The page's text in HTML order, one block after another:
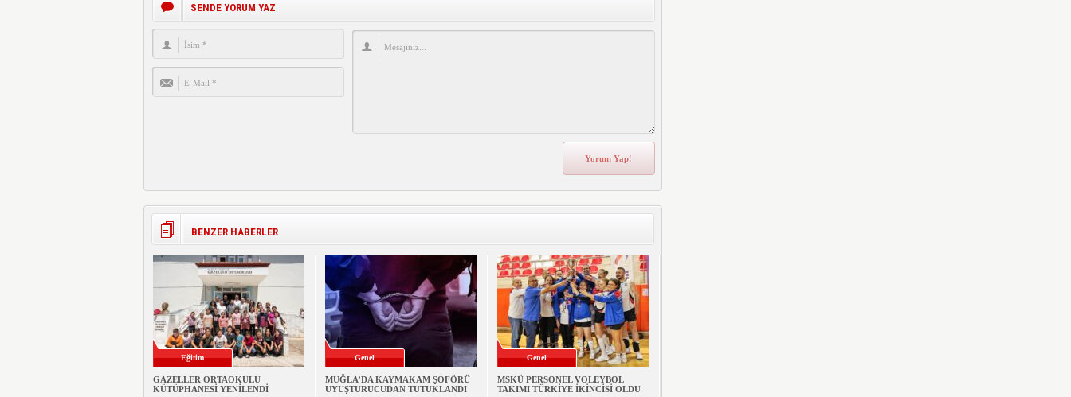
SENDE YORUM YAZ
BENZER HABERLER
Eğitim
GAZELLER ORTAOKULU
KÜTÜPHANESİ YENİLENDİ
Genel
MUĞLA’DA KAYMAKAM ŞOFÖRÜ
UYUŞTURUCUDAN TUTUKLANDI
Genel
MSKÜ PERSONEL VOLEYBOL
TAKIMI TÜRKİYE İKİNCİSİ OLDU